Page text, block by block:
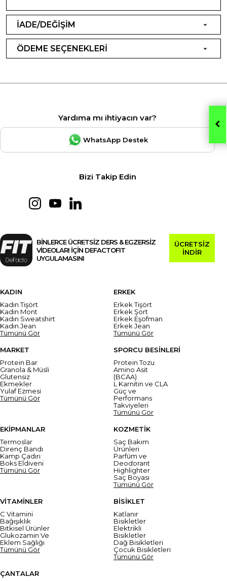
İADE/DEĞİŞİM
ÖDEME SEÇENEKLERİ
Yardıma mı ihtiyacın var?
WhatsApp Destek
Bizi Takip Edin
BİNLERCE ÜCRETSİZ DERS & EGZERSİZ
VİDEOLARI İÇİN DEFACTOFIT
UYGULAMASINI
ÜCRETSİZ
İNDİR
KADIN
Kadın Tişört
Kadın Mont
Kadın Sweatshirt
Kadın Jean
Tümünü Gör
ERKEK
Erkek Tişört
Erkek Şort
Erkek Eşofman
Erkek Jean
Tümünü Gör
MARKET
Protein Bar
Granola & Müsli
Glutensiz
Ekmekler
Yulaf Ezmesi
Tümünü Gör
SPORCU BESİNLERİ
Protein Tozu
Amino Asit
(BCAA)
L Karnitin ve CLA
Güç ve
Performans
Takviyeleri
Tümünü Gör
EKİPMANLAR
Termoslar
Direnç Bandı
Kamp Çadırı
Boks Eldiveni
Tümünü Gör
KOZMETİK
Saç Bakım
Ürünleri
Parfüm ve
Deodorant
Highlighter
Saç Boyası
Tümünü Gör
VİTAMİNLER
C Vitamini
Bağışıklık
Bitkisel Ürünler
Glukozamin Ve
Eklem Sağlığı
Tümünü Gör
BİSİKLET
Katlanır
Bisikletler
Elektrikli
Bisikletler
Dağ Bisikletleri
Çocuk Bisikletleri
Tümünü Gör
ÇANTALAR